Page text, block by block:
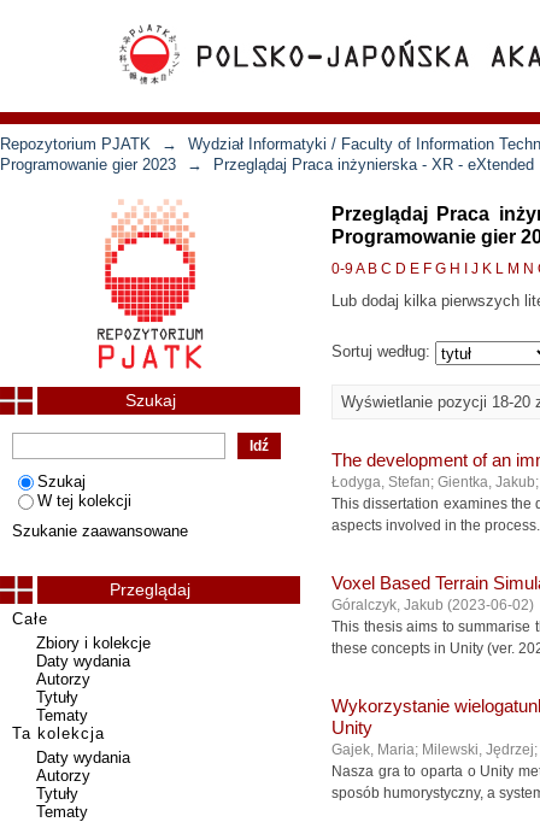
Repozytorium PJATK →
Wydział Informatyki / Faculty of Information
Programowanie gier 2023
→ Przeglądaj Praca inżynierska - XR -
Przeglądaj Praca
Programowanie gier
0-9A B C D E F G H J K L M N
Lub dodaj kilka pierwszych
Sortuj według:
Wyświetlanie pozycji 18-20
The development of an
Łodyga, Stefan; Gientka, Jakub
This dissertation examines the
aspects involved in the
Voxel Based Terrain
Góralczyk, Jakub (2023-06-02)
This thesis aims to summarise
these concepts in Unity (ver.
Wykorzystanie
Unity
Gajek, Maria; Milewski, Jędrzej;
Nasza gra to oparta o Unity
sposób humorystyczny, a
Szukaj
Szukaj
W tej kolekcji
Szukanie zaawansowane
Przeglądaj
Całe
Zbiory i kolekcje
Daty wydania
Autorzy
Tytuły
Tematy
Ta kolekcja
Daty wydania
Autorzy
Tytuły
Tematy